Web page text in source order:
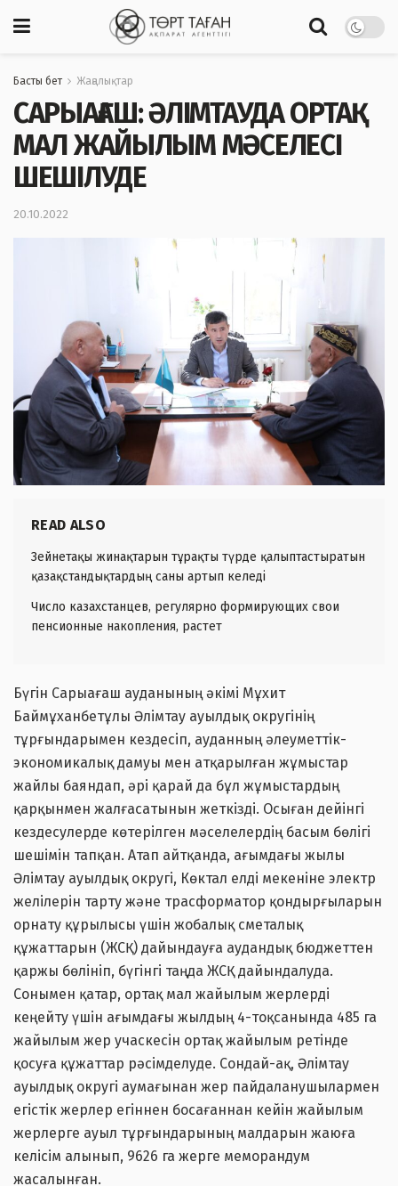
Басты бет Жаңалықтар
САРЫАҒАШ: ӘЛІМТАУДА ОРТАҚ
МАЛ ЖАЙЫЛЫМ МӘСЕЛЕСІ
ШЕШІЛУДЕ
20.10.2022
READ ALSO
Зейнетақы жинақтарын тұрақты түрде қалыптастыратын
қазақстандықтардың саны артып келеді
Число казахстанцев, регулярно формирующих свои
пенсионные накопления, растет
Бүгін Сарыағаш ауданының әкімі Мұхит
Баймұханбетұлы Әлімтау ауылдық округінің
тұрғындарымен кездесіп, ауданның әлеуметтік-
экономикалық дамуы мен атқарылған жұмыстар
жайлы баяндап, әрі қарай да бұл жұмыстардың
қарқынмен жалғасатынын жеткізді. Осыған дейінгі
кездесулерде көтерілген мәселелердің басым бөлігі
шешімін тапқан. Атап айтқанда, ағымдағы жылы
Әлімтау ауылдық округі, Көктал елді мекеніне электр
желілерін тарту және трасформатор қондырғыларын
орнату құрылысы үшін жобалық сметалық
құжаттарын (ЖСҚ) дайындауға аудандық бюджеттен
қаржы бөлініп, бүгінгі таңда ЖСҚ дайындалуда.
Сонымен қатар, ортақ мал жайылым жерлерді
кеңейту үшін ағымдағы жылдың 4-тоқсанында 485 га
жайылым жер учаскесін ортақ жайылым ретінде
қосуға құжаттар рәсімделуде. Сондай-ақ, Әлімтау
ауылдық округі аумағынан жер пайдаланушылармен
егістік жерлер егіннен босағаннан кейін жайылым
жерлерге ауыл тұрғындарының малдарын жаюға
келісім алынып, 9626 га жерге меморандум
жасалынған.